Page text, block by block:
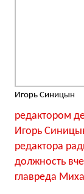
Игорь Синицын
редактором
Игорь
редактора
должность
главреда